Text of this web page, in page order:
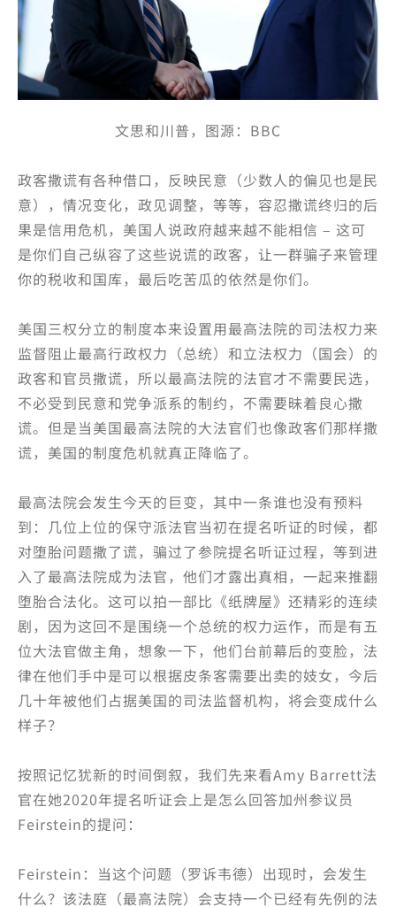
文思和川普，图源：BBC
政客撒谎有各种借口，反映民意（少数人的偏见也是民
意），情况变化，政见调整，等等，容忍撒谎终归的后
果是信用危机，美国人说政府越来越不能相信 – 这可
是你们自己纵容了这些说谎的政客，让一群骗子来管理
你的税收和国库，最后吃苦瓜的依然是你们。
美国三权分立的制度本来设置用最高法院的司法权力来
监督阻止最高行政权力（总统）和立法权力（国会）的
政客和官员撒谎，所以最高法院的法官才不需要民选，
不必受到民意和党争派系的制约，不需要昧着良心撒
谎。但是当美国最高法院的大法官们也像政客们那样撒
谎，美国的制度危机就真正降临了。
最高法院会发生今天的巨变，其中一条谁也没有预料
到：几位上位的保守派法官当初在提名听证的时候，都
对堕胎问题撒了谎，骗过了参院提名听证过程，等到进
入了最高法院成为法官，他们才露出真相，一起来推翻
堕胎合法化。这可以拍一部比《纸牌屋》还精彩的连续
剧，因为这回不是围绕一个总统的权力运作，而是有五
位大法官做主角，想象一下，他们台前幕后的变脸，法
律在他们手中是可以根据皮条客需要出卖的妓女，今后
几十年被他们占据美国的司法监督机构，将会变成什么
样子？
按照记忆犹新的时间倒叙，我们先来看Amy Barrett法
官在她2020年提名听证会上是怎么回答加州参议员
Feirstein的提问：
Feirstein：当这个问题（罗诉韦德）出现时，会发生
什么？该法庭（最高法院）会支持一个已经有先例的法